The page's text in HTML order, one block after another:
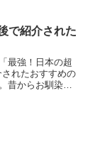
イーツを探して
しいです。
で紹介された
最強！日本の超
れたおすすめの
昔からお馴染み